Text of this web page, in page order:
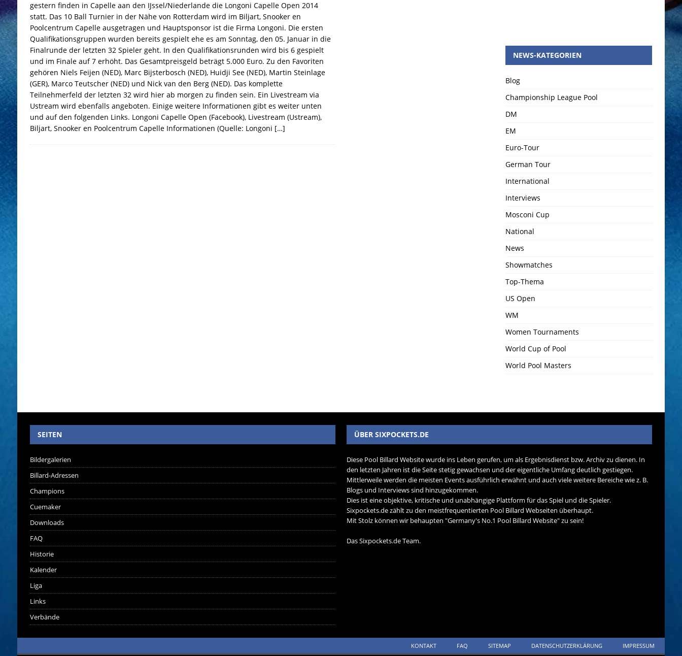
gestern finden in Capelle aan den IJssel/Niederlande die Longoni Capelle Open 2014
statt. Das 10 Ball Turnier in der Nähe von Rotterdam wird im Biljart, Snooker en
Poolcentrum Capelle ausgetragen und Hauptsponsor ist die Firma Longoni. Die ersten
Qualifikationsgruppen wurden bereits gespielt ehe es am Sonntag, den 05. Januar in die
Finalrunde der letzten 32 Spieler geht. In den Qualifikationsrunden wird bis 6 gespielt
und im Finale auf 7 erhöht. Das Gesamtpreisgeld beträgt 5.000 Euro. Zu den Favoriten
gehören Niels Feijen (NED), Marc Bijsterbosch (NED), Huidji See (NED), Martin Steinlage
(GER), Marco Teutscher (NED) und Nick van den Berg (NED). Das komplette
Teilnehmerfeld der letzten 32 wird hier ab morgen zu finden sein. Ein Livestream via
Ustream wird ebenfalls angeboten. Einige weitere Informationen gibt es weiter unten
und auf den folgenden Links. Longoni Capelle Open (Facebook), Livestream (Ustream),
Biljart, Snooker en Poolcentrum Capelle Informationen (Quelle: Longoni […]
NEWS-KATEGORIEN
Blog
Championship League Pool
DM
EM
Euro-Tour
German Tour
International
Interviews
Mosconi Cup
National
News
Showmatches
Top-Thema
US Open
WM
Women Tournaments
World Cup of Pool
World Pool Masters
SEITEN
Bildergalerien
Billard-Adressen
Champions
Cuemaker
Downloads
FAQ
Historie
Kalender
Liga
Links
Verbände
ÜBER SIXPOCKETS.DE
Diese Pool Billard Website wurde ins Leben gerufen, um als Ergebnisdienst bzw. Archiv zu dienen. In
den letzten Jahren ist die Seite stetig gewachsen und der eigentliche Umfang deutlich gestiegen.
Mittlerweile werden die meisten Events ausführlich erwähnt und auch viele weitere Bereiche wie z. B.
Blogs und Interviews sind hinzugekommen.
Dies ist eine objektive, kritische und unabhängige Plattform für das Spiel und die Spieler.
Sixpockets.de zählt zu den meistfrequentierten Pool Billard Webseiten überhaupt.
Mit Stolz können wir behaupten "Germany's No.1 Pool Billard Website" zu sein!
Das Sixpockets.de Team.
KONTAKT FAQ SITEMAP DATENSCHUTZERKLÄRUNG IMPRESSUM